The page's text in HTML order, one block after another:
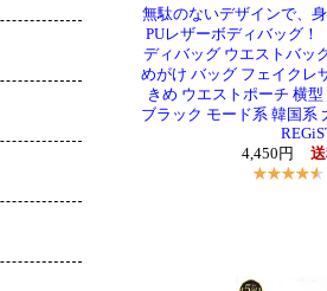
無駄のないデザインで、
PUレザーボディバッグ！
ディバッグ ウエストバッ
めがけ バッグ フェイクレ
きめ ウエストポーチ 横
ブラック モード系 韓国系
4,450円